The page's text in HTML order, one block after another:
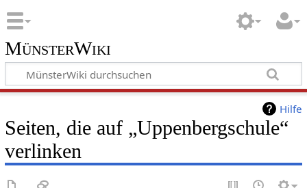
MünsterWiki
Hilfe
Seiten, die auf „Uppenbergschule“
verlinken